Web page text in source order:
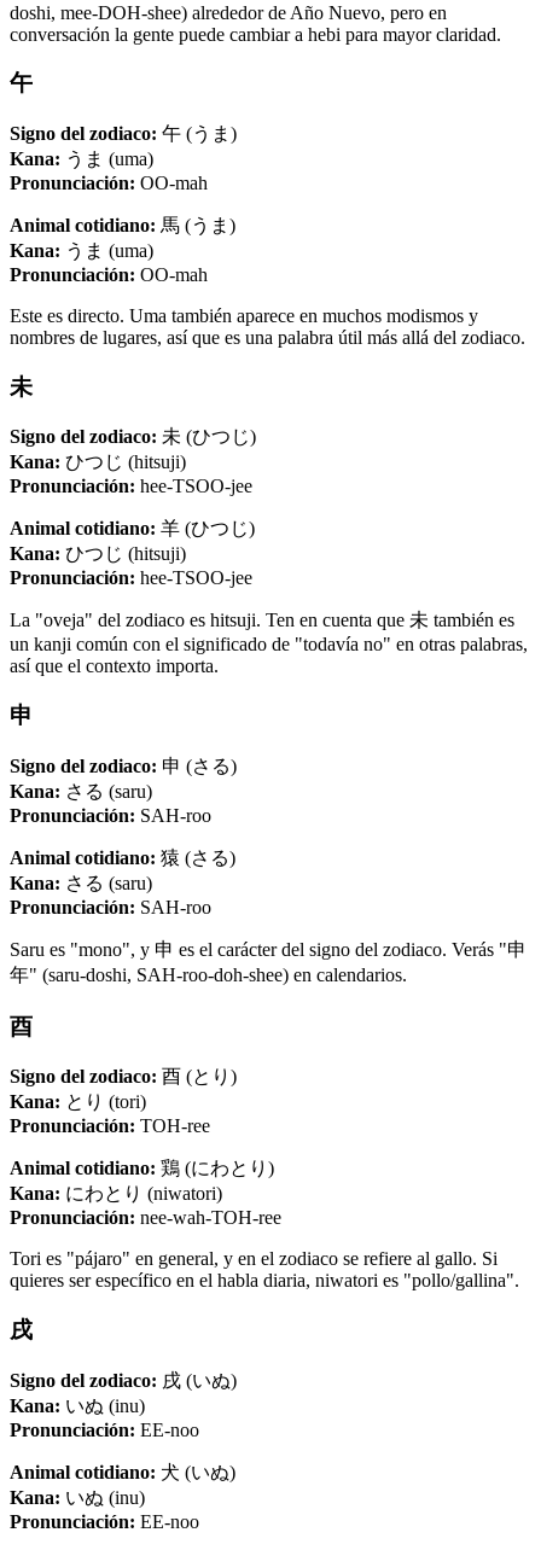
doshi, mee-DOH-shee) alrededor de Año Nuevo, pero en
conversación la gente puede cambiar a hebi para mayor claridad.
午
Signo del zodiaco: 午 (うま)
Kana: うま (uma)
Pronunciación: OO-mah
Animal cotidiano: 馬 (うま)
Kana: うま (uma)
Pronunciación: OO-mah
Este es directo. Uma también aparece en muchos modismos y
nombres de lugares, así que es una palabra útil más allá del zodiaco.
未
Signo del zodiaco: 未 (ひつじ)
Kana: ひつじ (hitsuji)
Pronunciación: hee-TSOO-jee
Animal cotidiano: 羊 (ひつじ)
Kana: ひつじ (hitsuji)
Pronunciación: hee-TSOO-jee
La "oveja" del zodiaco es hitsuji. Ten en cuenta que 未 también es
un kanji común con el significado de "todavía no" en otras palabras,
así que el contexto importa.
申
Signo del zodiaco: 申 (さる)
Kana: さる (saru)
Pronunciación: SAH-roo
Animal cotidiano: 猿 (さる)
Kana: さる (saru)
Pronunciación: SAH-roo
Saru es "mono", y 申 es el carácter del signo del zodiaco. Verás "申
年" (saru-doshi, SAH-roo-doh-shee) en calendarios.
酉
Signo del zodiaco: 酉 (とり)
Kana: とり (tori)
Pronunciación: TOH-ree
Animal cotidiano: 鶏 (にわとり)
Kana: にわとり (niwatori)
Pronunciación: nee-wah-TOH-ree
Tori es "pájaro" en general, y en el zodiaco se refiere al gallo. Si
quieres ser específico en el habla diaria, niwatori es "pollo/gallina".
戌
Signo del zodiaco: 戌 (いぬ)
Kana: いぬ (inu)
Pronunciación: EE-noo
Animal cotidiano: 犬 (いぬ)
Kana: いぬ (inu)
Pronunciación: EE-noo